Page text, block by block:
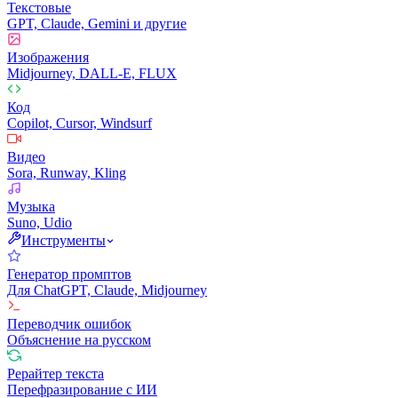
Текстовые
GPT, Claude, Gemini и другие
Изображения
Midjourney, DALL-E, FLUX
Код
Copilot, Cursor, Windsurf
Видео
Sora, Runway, Kling
Музыка
Suno, Udio
Инструменты
Генератор промптов
Для ChatGPT, Claude, Midjourney
Переводчик ошибок
Объяснение на русском
Рерайтер текста
Перефразирование с ИИ